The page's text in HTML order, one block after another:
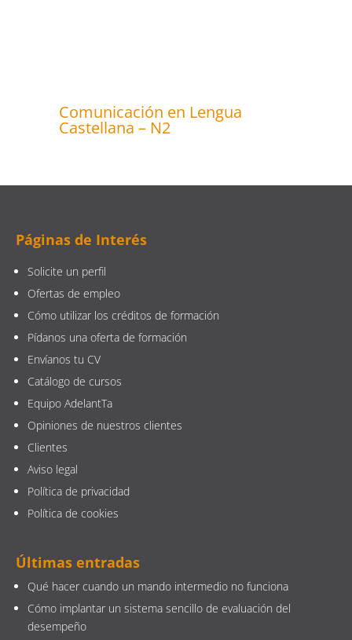
Comunicación en Lengua
Castellana – N2
Páginas de Interés
Solicite un perfil
Ofertas de empleo
Cómo utilizar los créditos de formación
Pídanos una oferta de formación
Envíanos tu CV
Catálogo de cursos
Equipo AdelantTa
Opiniones de nuestros clientes
Clientes
Aviso legal
Política de privacidad
Política de cookies
Últimas entradas
Qué hacer cuando un mando intermedio no funciona
Cómo implantar un sistema sencillo de evaluación del
desempeño